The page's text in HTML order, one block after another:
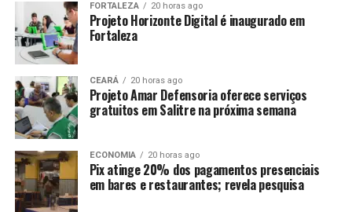
FORTALEZA 20 horas ago
Projeto Horizonte Digital é inaugurado em
Fortaleza
CEARÁ 20 horas ago
Projeto Amar Defensoria oferece serviços
gratuitos em Salitre na próxima semana
ECONOMIA 20 horas ago
Pix atinge 20% dos pagamentos presenciais
em bares e restaurantes; revela pesquisa